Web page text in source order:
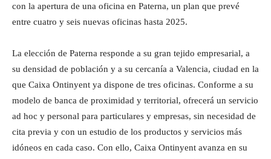
con la apertura de una oficina en Paterna, un plan que prevé
entre cuatro y seis nuevas oficinas hasta 2025.
La elección de Paterna responde a su gran tejido empresarial, a
su densidad de población y a su cercanía a Valencia, ciudad en la
que Caixa Ontinyent ya dispone de tres oficinas. Conforme a su
modelo de banca de proximidad y territorial, ofrecerá un servicio
ad hoc y personal para particulares y empresas, sin necesidad de
cita previa y con un estudio de los productos y servicios más
idóneos en cada caso. Con ello, Caixa Ontinyent avanza en su